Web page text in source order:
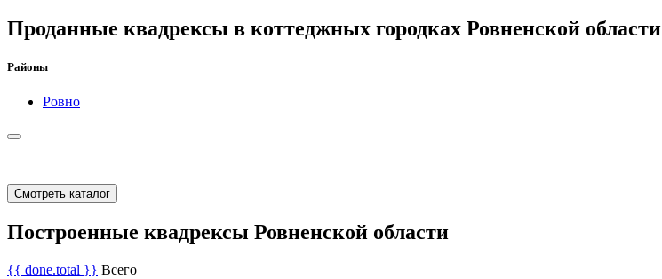
Проданные квадрексы в коттеджных городках Ровненской области
Районы
Ровно
Смотреть каталог
Построенные квадрексы Ровненской области
{{ done.total }} Всего